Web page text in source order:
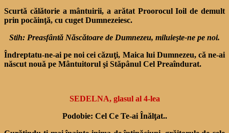
Scurtă călătorie a mântuirii, a arătat Proorocul Ioil de demult
prin pocăinţă, cu cuget Dumnezeiesc.
Stih: Preasfântă Născătoare de Dumnezeu, miluieşte-ne pe noi.
Îndreptatu-ne-ai pe noi cei căzuţi, Maica lui Dumnezeu, că ne-ai
născut nouă pe Mântuito­rul şi Stăpânul Cel Preaîndurat.
SEDELNA, glasul al 4-lea
Podobie: Cel Ce Te-ai Înălţat..